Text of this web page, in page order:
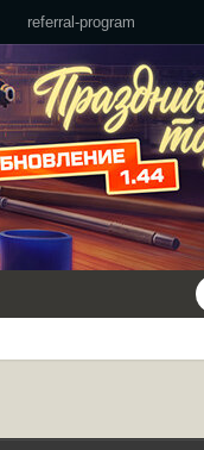
referral-program